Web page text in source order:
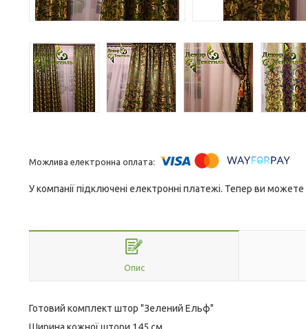
У компанії підключені електронні платежі. Тепер ви
Опис
Готовий комплект штор "Зелений Ельф"